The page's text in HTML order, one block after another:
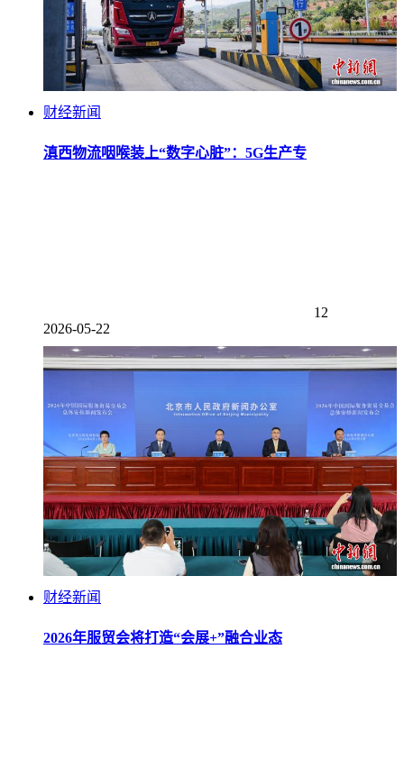
财经新闻
滇西物流咽喉装上“数字心脏”：5G生产专
12
2026-05-22
财经新闻
2026年服贸会将打造“会展+”融合业态